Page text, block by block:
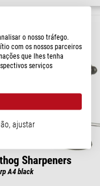
Sharpeners
A4 black
o nosso tráfego.
com os nossos parceiros
que lhes tenha
serviços
ajustar